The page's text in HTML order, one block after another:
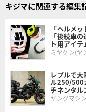
キジマに関連する編集
「ヘルメ
「後続車
ト用アイテ
ミヤケン(ヤ
レブルで
ル250/500
チネンタル
シリーズ】
ヤングマシ